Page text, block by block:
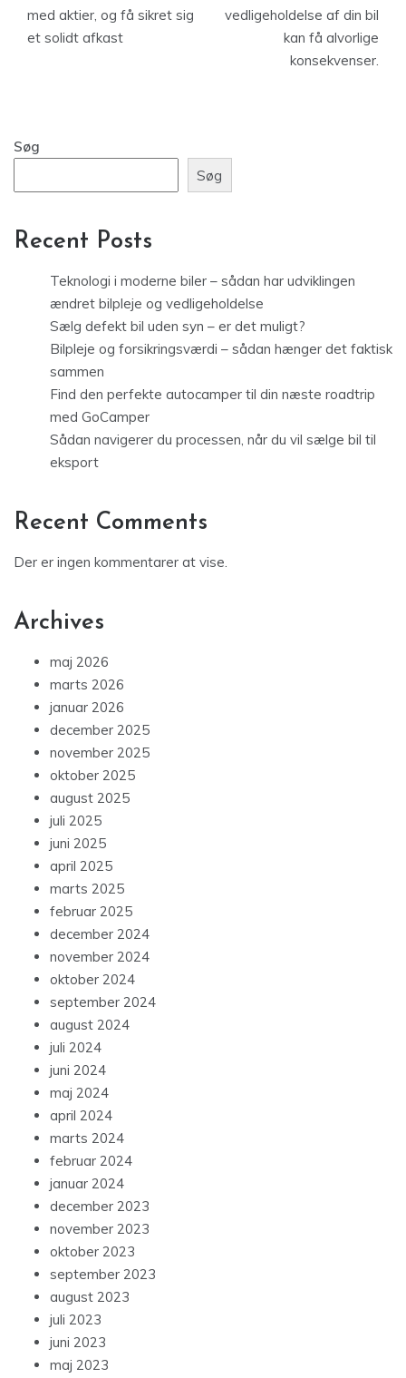
med aktier, og få sikret sig
et solidt afkast
vedligeholdelse af din bil
kan få alvorlige
konsekvenser.
Søg
Søg
Recent Posts
Teknologi i moderne biler – sådan har udviklingen
ændret bilpleje og vedligeholdelse
Sælg defekt bil uden syn – er det muligt?
Bilpleje og forsikringsværdi – sådan hænger det faktisk
sammen
Find den perfekte autocamper til din næste roadtrip
med GoCamper
Sådan navigerer du processen, når du vil sælge bil til
eksport
Recent Comments
Der er ingen kommentarer at vise.
Archives
maj 2026
marts 2026
januar 2026
december 2025
november 2025
oktober 2025
august 2025
juli 2025
juni 2025
april 2025
marts 2025
februar 2025
december 2024
november 2024
oktober 2024
september 2024
august 2024
juli 2024
juni 2024
maj 2024
april 2024
marts 2024
februar 2024
januar 2024
december 2023
november 2023
oktober 2023
september 2023
august 2023
juli 2023
juni 2023
maj 2023